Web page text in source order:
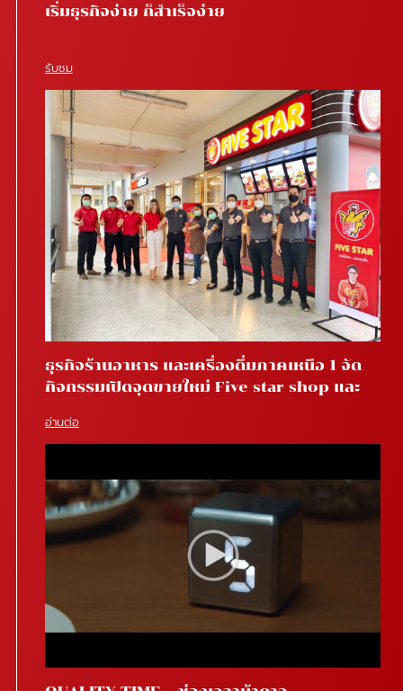
เริ่มธุรกิจง่าย ก็สำเร็จง่าย
รับชม
ธุรกิจร้านอาหาร และเครื่องดื่มภาคเหนือ 1 จัด
กิจกรรมเปิดจุดขายใหม่ Five star shop และ
อ่านต่อ